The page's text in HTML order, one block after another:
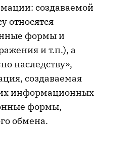
создаваемой
относятся
формы и
и т.п.), а
наследству»,
создаваемая
информационных
формы,
обмена.